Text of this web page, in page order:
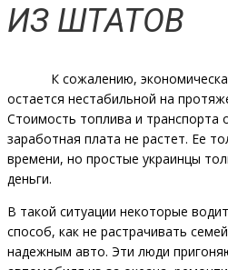
ИЗ ШТАТОВ
К сожалению, экономическая
остается нестабильной на
Стоимость топлива и транспорта
заработная плата не растет. Ее
времени, но простые украинцы
деньги.
В такой ситуации некоторые
способ, как не растрачивать
надежным авто. Эти люди